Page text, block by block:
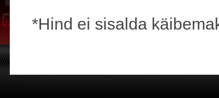
*Hind ei sisalda